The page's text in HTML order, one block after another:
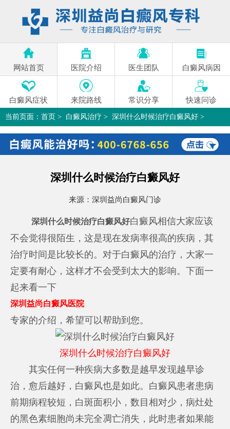
网站首页 医院介绍 医生团队 白癜风病因
白癜风症状 来院路线 常识分享 快速问诊
当前页面： 首页 > 白癜风治疗 > 深圳什么时候治疗白癜风好 >
深圳什么时候治疗白癜风好
来源： 深圳益尚白癜风门诊
深圳什么时候治疗白癜风好白癜风相信大家应该
不会觉得很陌生，这是现在发病率很高的疾病，其
治疗时间是比较长的。对于白癜风的治疗，大家一
定要有耐心，这样才不会受到太大的影响。下面一
起来看一下
深圳益尚白癜风医院
专家的介绍，希望可以帮助到您。
深圳什么时候治疗白癜风好
其实任何一种疾病大多数是越早发现越早诊
治，愈后越好，白癜风也是如此。白癜风患者患病
前期病程较短，白斑面积小，数目相对少，病灶处
的黑色素细胞尚未完全凋亡消失，此时患者如果能